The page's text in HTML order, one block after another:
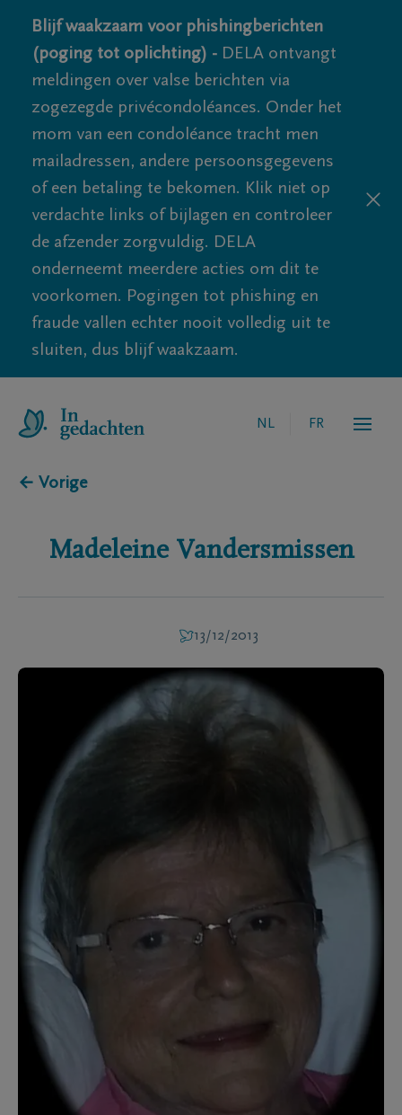
Blijf waakzaam voor phishingberichten
(poging tot oplichting) - DELA ontvangt
meldingen over valse berichten via
zogezegde privécondoléances. Onder het
mom van een condoléance tracht men
mailadressen, andere persoonsgegevens
of een betaling te bekomen. Klik niet op
verdachte links of bijlagen en controleer
de afzender zorgvuldig. DELA
onderneemt meerdere acties om dit te
voorkomen. Pogingen tot phishing en
fraude vallen echter nooit volledig uit te
sluiten, dus blijf waakzaam.
NL FR
← Vorige
Madeleine Vandersmissen
13/12/2013